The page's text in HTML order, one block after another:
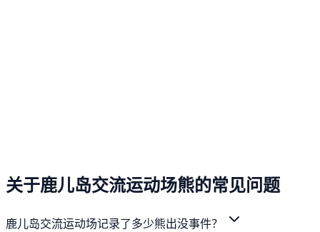
关于鹿儿岛交流运动场熊的常见问题
鹿儿岛交流运动场记录了多少熊出没事件？